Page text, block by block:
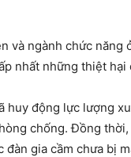
và ngành chức
nhất những thiệt
huy động lực lượng
chống. Đồng
gia cầm chưa bị